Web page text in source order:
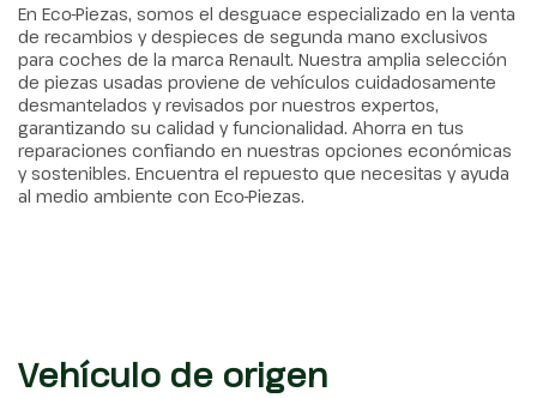
En Eco-Piezas, somos el desguace especializado en la venta
de recambios y despieces de segunda mano exclusivos
para coches de la marca Renault. Nuestra amplia selección
de piezas usadas proviene de vehículos cuidadosamente
desmantelados y revisados por nuestros expertos,
garantizando su calidad y funcionalidad. Ahorra en tus
reparaciones confiando en nuestras opciones económicas
y sostenibles. Encuentra el repuesto que necesitas y ayuda
al medio ambiente con Eco-Piezas.
Vehículo de origen